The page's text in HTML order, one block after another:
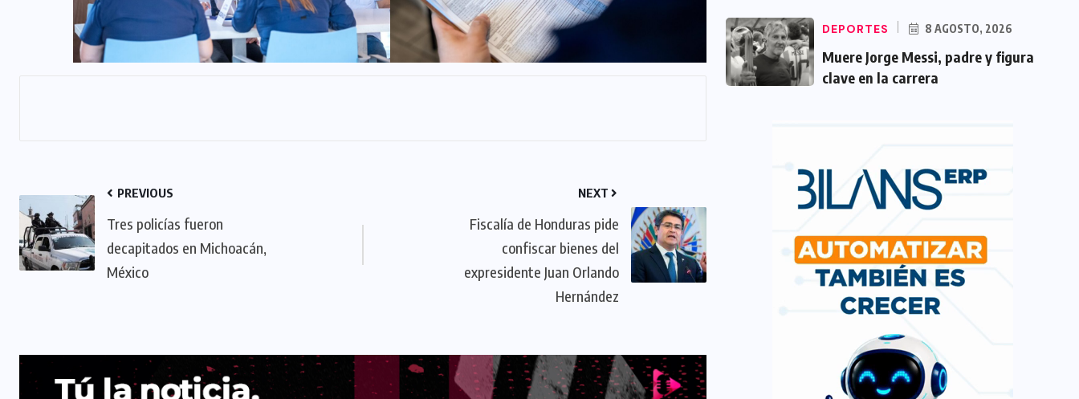
PREVIOUS
Tres policías fueron
decapitados en Michoacán,
México
NEXT
Fiscalía de Honduras pide
confiscar bienes del
expresidente Juan Orlando
Hernández
DEPORTES 8 AGOSTO, 2026
Muere Jorge Messi, padre y figura
clave en la carrera